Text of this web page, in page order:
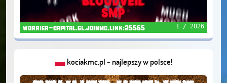
worrier-capital.gl.joinmc.link:25565 1 / 2026
kociakmc.pl - najlepszy w polsce!